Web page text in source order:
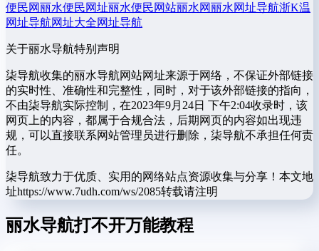
便民网丽水便民网址丽水便民网站丽水网丽水网址导航浙K温
网址导航网址大全网址导航
关于丽水导航特别声明
柒导航收集的丽水导航网站网址来源于网络，不保证外部链接
的实时性、准确性和完整性，同时，对于该外部链接的指向，
不由柒导航实际控制，在2023年9月24日 下午2:04收录时，该
网页上的内容，都属于合规合法，后期网页的内容如出现违
规，可以直接联系网站管理员进行删除，柒导航不承担任何责
任。
柒导航致力于优质、实用的网络站点资源收集与分享！ 本文地
址https://www.7udh.com/ws/2085转载请注明
丽水导航打不开万能教程